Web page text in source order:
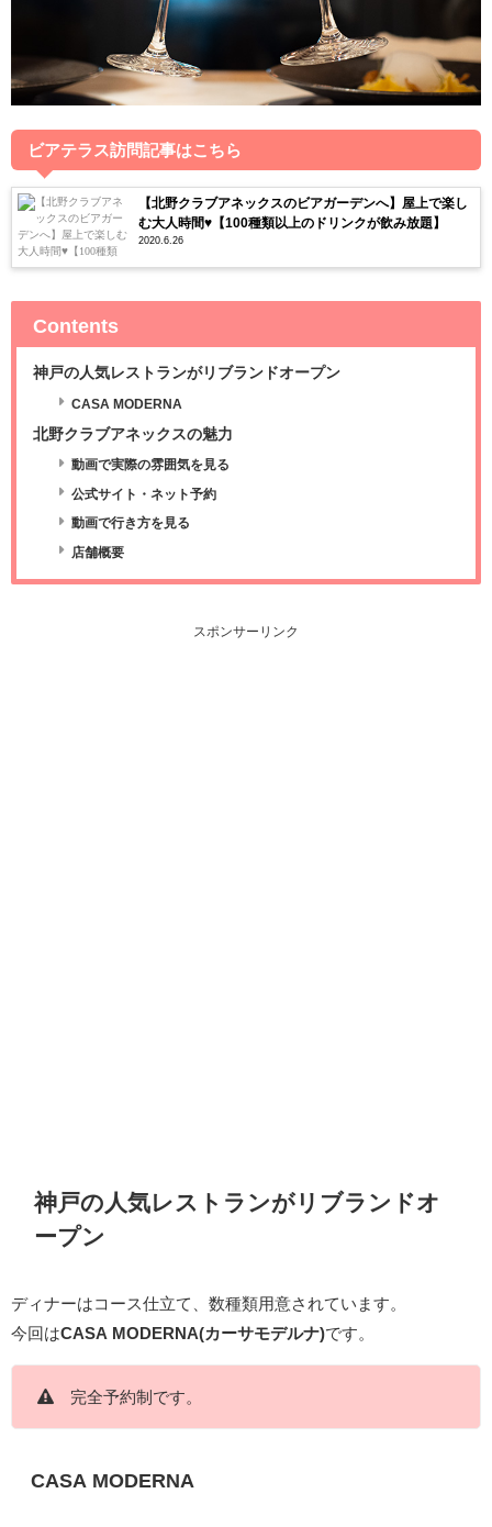
ビアテラス訪問記事はこちら
【北野クラブアネックスのビアガーデンへ】屋上で楽し
む大人時間♥【100種類以上のドリンクが飲み放題】
2020.6.26
Contents
神戸の人気レストランがリブランドオープン
CASA MODERNA
北野クラブアネックスの魅力
動画で実際の雰囲気を見る
公式サイト・ネット予約
動画で行き方を見る
店舗概要
スポンサーリンク
神戸の人気レストランがリブランドオ
ープン
ディナーはコース仕立て、数種類用意されています。
今回はCASA MODERNA(カーサモデルナ)です。
完全予約制です。
CASA MODERNA